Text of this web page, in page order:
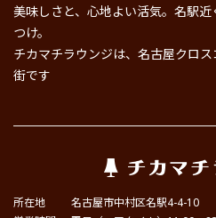
美味しさと、心地よい活気。名駅
つけ。
チカマチラウンジは、名古屋クロ
街です
所在地
名古屋市中村区名駅4-4-10